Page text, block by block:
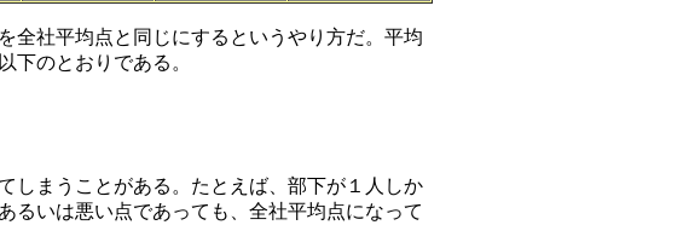
全社平均点と同じにするというやり方だ。平均
下のとおりである。
しまうことがある。たとえば、部下が１人しか
るいは悪い点であっても、全社平均点になって